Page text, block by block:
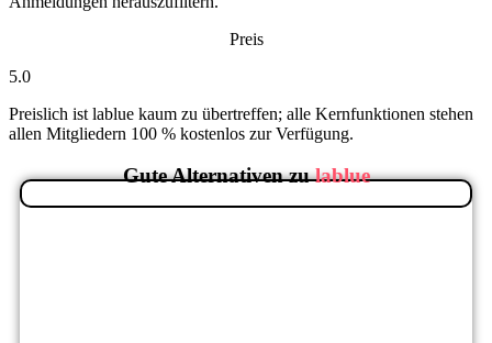
Preis
5.0
Preislich ist lablue kaum zu übertreffen; alle Kernfunktionen stehen
allen Mitgliedern 100 % kostenlos zur Verfügung.
Gute Alternativen zulablue